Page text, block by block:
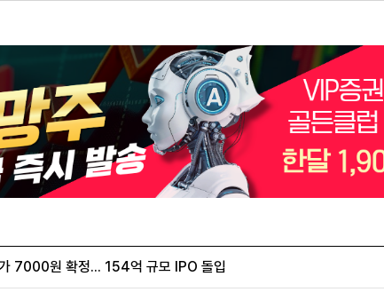
7000원 확정... 154억 규모 IPO 돌입